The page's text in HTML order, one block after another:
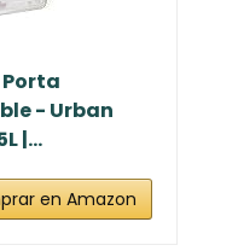
- Urban
|...
en Amazon